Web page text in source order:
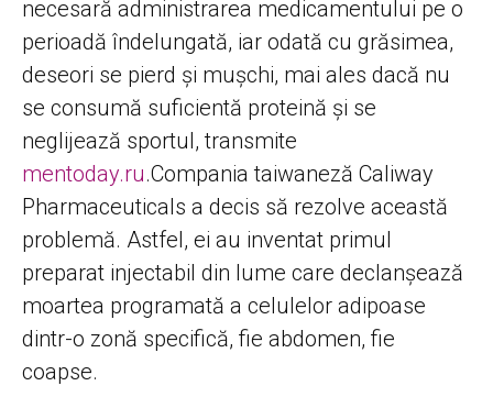
necesară administrarea medicamentului pe o
perioadă îndelungată, iar odată cu grăsimea,
deseori se pierd și mușchi, mai ales dacă nu
se consumă suficientă proteină și se
neglijează sportul, transmite
mentoday.ru.Compania taiwaneză Caliway
Pharmaceuticals a decis să rezolve această
problemă. Astfel, ei au inventat primul
preparat injectabil din lume care declanșează
moartea programată a celulelor adipoase
dintr-o zonă specifică, fie abdomen, fie
coapse.